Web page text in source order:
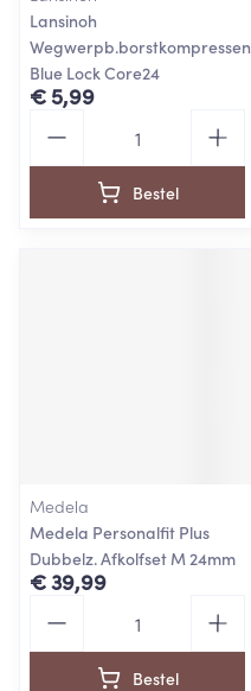
Lansinoh
Wegwerpb.borstkompressen
Blue Lock Core24
€ 5,99
Bestel
Medela
Medela Personalfit Plus
Dubbelz. Afkolfset M 24mm
€ 39,99
Bestel